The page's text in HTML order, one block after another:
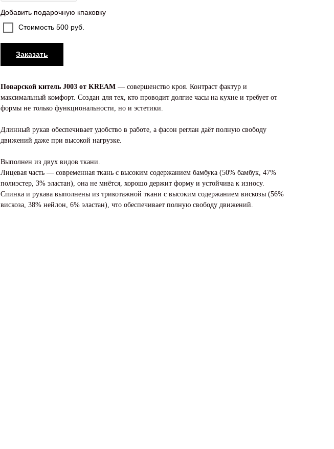
Добавить подарочную кпаковку
Стоимость 500 руб.
Заказать
Поварской китель J003 от KREAM — совершенство кроя. Контраст фактур и
максимальный комфорт. Создан для тех, кто проводит долгие часы на кухне и требует от
формы не только функциональности, но и эстетики.
Длинный рукав обеспечивает удобство в работе, а фасон реглан даёт полную свободу
движений даже при высокой нагрузке.
Выполнен из двух видов ткани.
Лицевая часть — современная ткань с высоким содержанием бамбука (50% бамбук, 47%
полиэстер, 3% эластан), она не мнётся, хорошо держит форму и устойчива к износу.
Спинка и рукава выполнены из трикотажной ткани с высоким содержанием вискозы (56%
вискоза, 38% нейлон, 6% эластан), что обеспечивает полную свободу движений.